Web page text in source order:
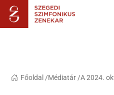
Főoldal /Médiatár /A 2024.